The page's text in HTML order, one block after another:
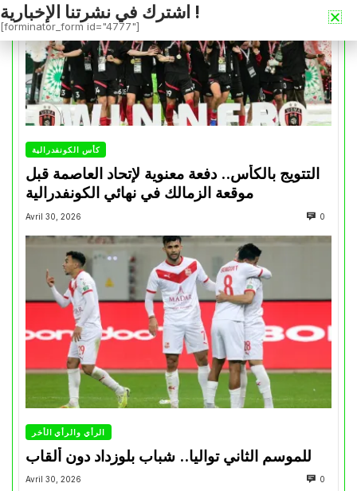
كأس الكونفدرالية
التتويج بالكأس.. دفعة معنوية لإتحاد العاصمة قبل
موقعة الزمالك في نهائي الكونفدرالية
Avril 30, 2026 0
الرأي والرأي الأخر
للموسم الثاني تواليا.. شباب بلوزداد دون ألقاب
Avril 30, 2026 0
اشترك في نشرتنا الإخبارية !
[forminator_form id="4777"]